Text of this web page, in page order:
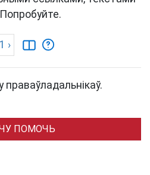
1 ›
праваўладальнікаў.
ПОМОЧЬ